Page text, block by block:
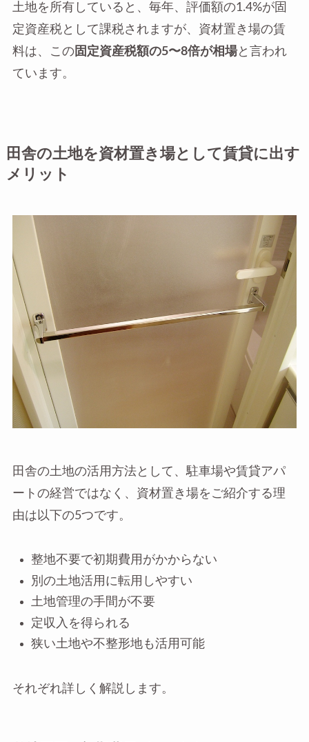
土地を所有していると、毎年、評価額の1.4%が固
定資産税として課税されますが、資材置き場の賃
料は、この固定資産税額の5〜8倍が相場と言われ
ています。
田舎の土地を資材置き場として賃貸に出す
メリット
田舎の土地の活用方法として、駐車場や賃貸アパ
ートの経営ではなく、資材置き場をご紹介する理
由は以下の5つです。
整地不要で初期費用がかからない
別の土地活用に転用しやすい
土地管理の手間が不要
定収入を得られる
狭い土地や不整形地も活用可能
それぞれ詳しく解説します。